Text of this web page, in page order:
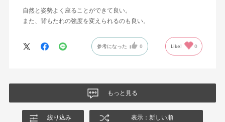
自然と姿勢よく座ることができて良い。
また、背もたれの強度を変えられるのも良い。
参考になった 0 Like! 0
もっと見る
絞り込み 表示：新しい順